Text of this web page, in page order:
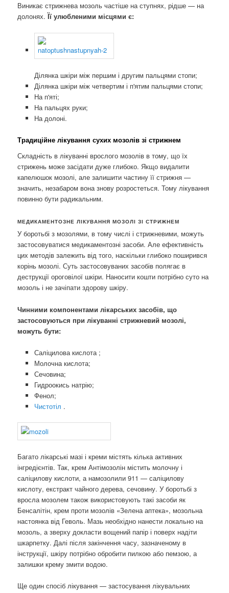
Виникає стрижнева мозоль частіше на ступнях, рідше — на
долонях.Її улюбленими місцями є:
Ділянка шкіри між першим і другим пальцями стопи;
Ділянка шкіри між четвертим і п'ятим пальцями стопи;
На п'яті;
На пальцях руки;
На долоні.
Традиційне лікування сухих мозолів зі стрижнем
Складність в лікуванні врослого мозолів в тому, що їх
стрижень може засідати дуже глибоко. Якщо видалити
капелюшок мозолі, але залишити частину її стрижня —
значить, незабаром вона знову розростеться. Тому лікування
повинно бути радикальним.
МЕДИКАМЕНТОЗНЕ ЛІКУВАННЯ МОЗОЛІ ЗІ СТРИЖНЕМ
У боротьбі з мозолями, в тому числі і стрижневими, можуть
застосовуватися медикаментозні засоби. Але ефективність
цих методів залежить від того, наскільки глибоко поширився
корінь мозолі. Суть застосовуваних засобів полягає в
деструкції ороговілої шкіри. Наносити кошти потрібно суто на
мозоль і не зачіпати здорову шкіру.
Чинними компонентами лікарських засобів, що
застосовуються при лікуванні стрижневий мозолі,
можуть бути:
Саліцилова кислота ;
Молочна кислота;
Сечовина;
Гидроокись натрію;
Фенол;
Чистотіл .
Багато лікарські мазі і креми містять кілька активних
інгредієнтів. Так, крем Антімозолін містить молочну і
саліцилову кислоти, а намозолили 911 — саліцилову
кислоту, екстракт чайного дерева, сечовину. У боротьбі з
вросла мозолем також використовують такі засоби як
Бенсалітін, крем проти мозолів «Зелена аптека», мозольна
настоянка від Геволь. Мазь необхідно нанести локально на
мозоль, а зверху докласти вощений папір і поверх надіти
шкарпетку. Далі після закінчення часу, зазначеному в
інструкції, шкіру потрібно обробити пилкою або пемзою, а
залишки крему змити водою.
Ще один спосіб лікування — застосування лікувальних